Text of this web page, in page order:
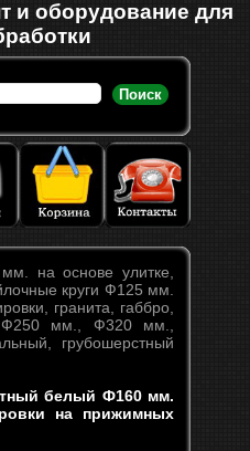
и оборудование для
Поиск
на основе улитке,
круги Ф125 мм.
гранита, габбро,
мм., Ф320 мм.,
грубошерстный
белый Ф160 мм.
на прижимных